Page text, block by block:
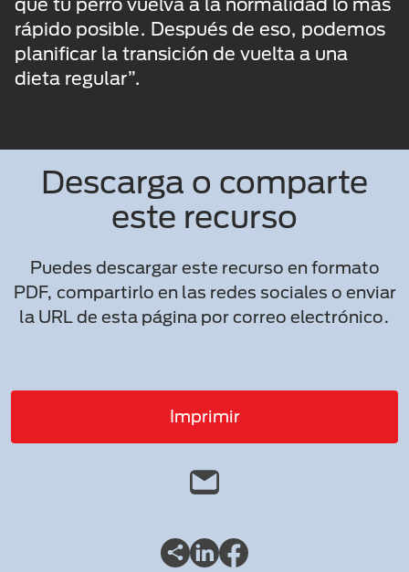
que tu perro vuelva a la normalidad lo más
rápido posible. Después de eso, podemos
planificar la transición de vuelta a una
dieta regular”.
Descarga o comparte
este recurso
Puedes descargar este recurso en formato
PDF, compartirlo en las redes sociales o enviar
la URL de esta página por correo electrónico.
Imprimir